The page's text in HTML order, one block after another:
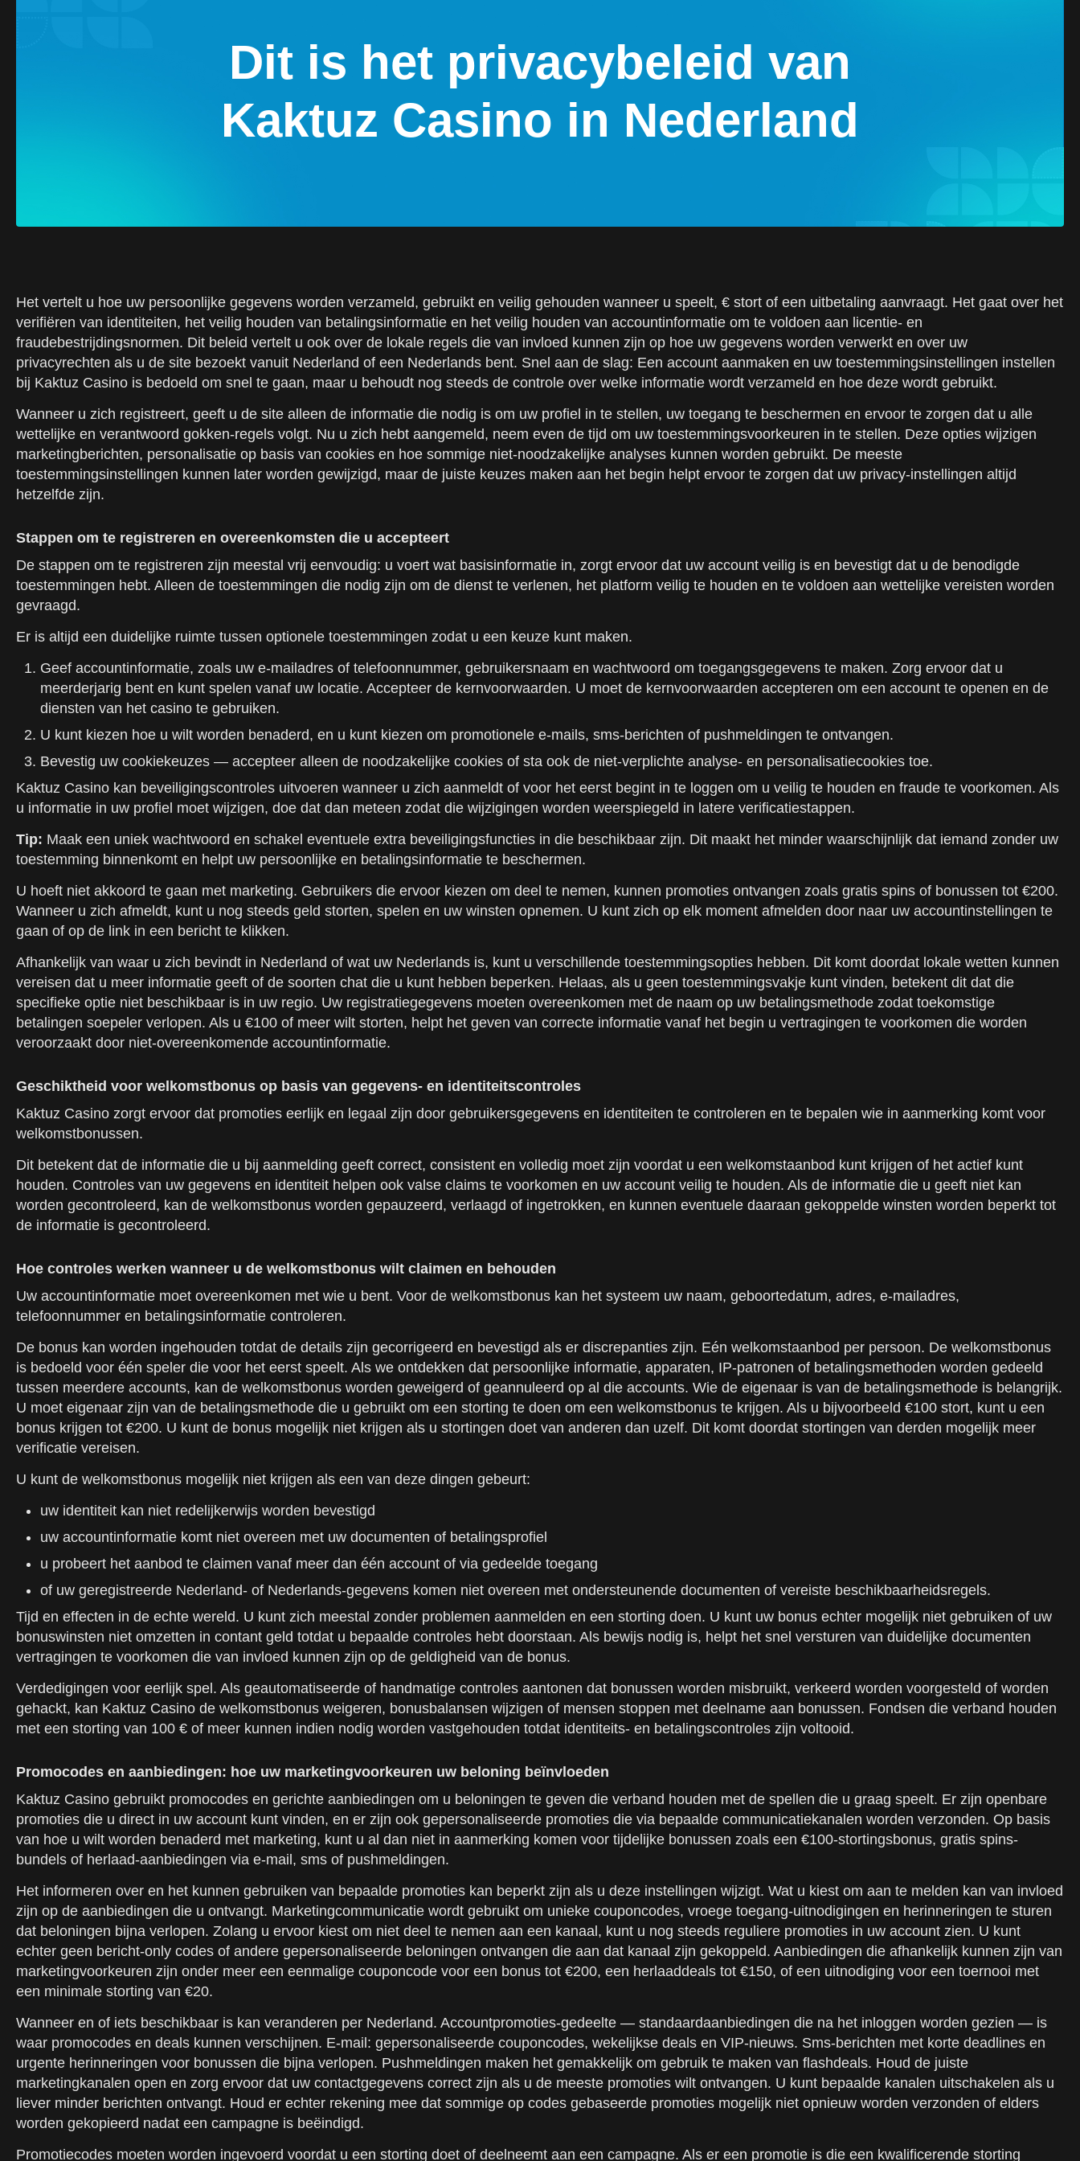
Dit is het privacybeleid van
Kaktuz Casino in Nederland
Het vertelt u hoe uw persoonlijke gegevens worden verzameld, gebruikt en veilig gehouden wanneer u speelt, € stort of een uitbetaling aanvraagt. Het gaat over het
verifiëren van identiteiten, het veilig houden van betalingsinformatie en het veilig houden van accountinformatie om te voldoen aan licentie- en
fraudebestrijdingsnormen. Dit beleid vertelt u ook over de lokale regels die van invloed kunnen zijn op hoe uw gegevens worden verwerkt en over uw
privacyrechten als u de site bezoekt vanuit Nederland of een Nederlands bent. Snel aan de slag: Een account aanmaken en uw toestemmingsinstellingen instellen
bij Kaktuz Casino is bedoeld om snel te gaan, maar u behoudt nog steeds de controle over welke informatie wordt verzameld en hoe deze wordt gebruikt.
Wanneer u zich registreert, geeft u de site alleen de informatie die nodig is om uw profiel in te stellen, uw toegang te beschermen en ervoor te zorgen dat u alle
wettelijke en verantwoord gokken-regels volgt. Nu u zich hebt aangemeld, neem even de tijd om uw toestemmingsvoorkeuren in te stellen. Deze opties wijzigen
marketingberichten, personalisatie op basis van cookies en hoe sommige niet-noodzakelijke analyses kunnen worden gebruikt. De meeste
toestemmingsinstellingen kunnen later worden gewijzigd, maar de juiste keuzes maken aan het begin helpt ervoor te zorgen dat uw privacy-instellingen altijd
hetzelfde zijn.
Stappen om te registreren en overeenkomsten die u accepteert
De stappen om te registreren zijn meestal vrij eenvoudig: u voert wat basisinformatie in, zorgt ervoor dat uw account veilig is en bevestigt dat u de benodigde
toestemmingen hebt. Alleen de toestemmingen die nodig zijn om de dienst te verlenen, het platform veilig te houden en te voldoen aan wettelijke vereisten worden
gevraagd.
Er is altijd een duidelijke ruimte tussen optionele toestemmingen zodat u een keuze kunt maken.
Geef accountinformatie, zoals uw e-mailadres of telefoonnummer, gebruikersnaam en wachtwoord om toegangsgegevens te maken. Zorg ervoor dat u
meerderjarig bent en kunt spelen vanaf uw locatie. Accepteer de kernvoorwaarden. U moet de kernvoorwaarden accepteren om een account te openen en de
diensten van het casino te gebruiken.
U kunt kiezen hoe u wilt worden benaderd, en u kunt kiezen om promotionele e-mails, sms-berichten of pushmeldingen te ontvangen.
Bevestig uw cookiekeuzes — accepteer alleen de noodzakelijke cookies of sta ook de niet-verplichte analyse- en personalisatiecookies toe.
Kaktuz Casino kan beveiligingscontroles uitvoeren wanneer u zich aanmeldt of voor het eerst begint in te loggen om u veilig te houden en fraude te voorkomen. Als
u informatie in uw profiel moet wijzigen, doe dat dan meteen zodat die wijzigingen worden weerspiegeld in latere verificatiestappen.
Tip: Maak een uniek wachtwoord en schakel eventuele extra beveiligingsfuncties in die beschikbaar zijn. Dit maakt het minder waarschijnlijk dat iemand zonder uw
toestemming binnenkomt en helpt uw persoonlijke en betalingsinformatie te beschermen.
U hoeft niet akkoord te gaan met marketing. Gebruikers die ervoor kiezen om deel te nemen, kunnen promoties ontvangen zoals gratis spins of bonussen tot €200.
Wanneer u zich afmeldt, kunt u nog steeds geld storten, spelen en uw winsten opnemen. U kunt zich op elk moment afmelden door naar uw accountinstellingen te
gaan of op de link in een bericht te klikken.
Afhankelijk van waar u zich bevindt in Nederland of wat uw Nederlands is, kunt u verschillende toestemmingsopties hebben. Dit komt doordat lokale wetten kunnen
vereisen dat u meer informatie geeft of de soorten chat die u kunt hebben beperken. Helaas, als u geen toestemmingsvakje kunt vinden, betekent dit dat die
specifieke optie niet beschikbaar is in uw regio. Uw registratiegegevens moeten overeenkomen met de naam op uw betalingsmethode zodat toekomstige
betalingen soepeler verlopen. Als u €100 of meer wilt storten, helpt het geven van correcte informatie vanaf het begin u vertragingen te voorkomen die worden
veroorzaakt door niet-overeenkomende accountinformatie.
Geschiktheid voor welkomstbonus op basis van gegevens- en identiteitscontroles
Kaktuz Casino zorgt ervoor dat promoties eerlijk en legaal zijn door gebruikersgegevens en identiteiten te controleren en te bepalen wie in aanmerking komt voor
welkomstbonussen.
Dit betekent dat de informatie die u bij aanmelding geeft correct, consistent en volledig moet zijn voordat u een welkomstaanbod kunt krijgen of het actief kunt
houden. Controles van uw gegevens en identiteit helpen ook valse claims te voorkomen en uw account veilig te houden. Als de informatie die u geeft niet kan
worden gecontroleerd, kan de welkomstbonus worden gepauzeerd, verlaagd of ingetrokken, en kunnen eventuele daaraan gekoppelde winsten worden beperkt tot
de informatie is gecontroleerd.
Hoe controles werken wanneer u de welkomstbonus wilt claimen en behouden
Uw accountinformatie moet overeenkomen met wie u bent. Voor de welkomstbonus kan het systeem uw naam, geboortedatum, adres, e-mailadres,
telefoonnummer en betalingsinformatie controleren.
De bonus kan worden ingehouden totdat de details zijn gecorrigeerd en bevestigd als er discrepanties zijn. Eén welkomstaanbod per persoon. De welkomstbonus
is bedoeld voor één speler die voor het eerst speelt. Als we ontdekken dat persoonlijke informatie, apparaten, IP-patronen of betalingsmethoden worden gedeeld
tussen meerdere accounts, kan de welkomstbonus worden geweigerd of geannuleerd op al die accounts. Wie de eigenaar is van de betalingsmethode is belangrijk.
U moet eigenaar zijn van de betalingsmethode die u gebruikt om een storting te doen om een welkomstbonus te krijgen. Als u bijvoorbeeld €100 stort, kunt u een
bonus krijgen tot €200. U kunt de bonus mogelijk niet krijgen als u stortingen doet van anderen dan uzelf. Dit komt doordat stortingen van derden mogelijk meer
verificatie vereisen.
U kunt de welkomstbonus mogelijk niet krijgen als een van deze dingen gebeurt:
uw identiteit kan niet redelijkerwijs worden bevestigd
uw accountinformatie komt niet overeen met uw documenten of betalingsprofiel
u probeert het aanbod te claimen vanaf meer dan één account of via gedeelde toegang
of uw geregistreerde Nederland- of Nederlands-gegevens komen niet overeen met ondersteunende documenten of vereiste beschikbaarheidsregels.
Tijd en effecten in de echte wereld. U kunt zich meestal zonder problemen aanmelden en een storting doen. U kunt uw bonus echter mogelijk niet gebruiken of uw
bonuswinsten niet omzetten in contant geld totdat u bepaalde controles hebt doorstaan. Als bewijs nodig is, helpt het snel versturen van duidelijke documenten
vertragingen te voorkomen die van invloed kunnen zijn op de geldigheid van de bonus.
Verdedigingen voor eerlijk spel. Als geautomatiseerde of handmatige controles aantonen dat bonussen worden misbruikt, verkeerd worden voorgesteld of worden
gehackt, kan Kaktuz Casino de welkomstbonus weigeren, bonusbalansen wijzigen of mensen stoppen met deelname aan bonussen. Fondsen die verband houden
met een storting van 100 € of meer kunnen indien nodig worden vastgehouden totdat identiteits- en betalingscontroles zijn voltooid.
Promocodes en aanbiedingen: hoe uw marketingvoorkeuren uw beloning beïnvloeden
Kaktuz Casino gebruikt promocodes en gerichte aanbiedingen om u beloningen te geven die verband houden met de spellen die u graag speelt. Er zijn openbare
promoties die u direct in uw account kunt vinden, en er zijn ook gepersonaliseerde promoties die via bepaalde communicatiekanalen worden verzonden. Op basis
van hoe u wilt worden benaderd met marketing, kunt u al dan niet in aanmerking komen voor tijdelijke bonussen zoals een €100-stortingsbonus, gratis spins-
bundels of herlaad-aanbiedingen via e-mail, sms of pushmeldingen.
Het informeren over en het kunnen gebruiken van bepaalde promoties kan beperkt zijn als u deze instellingen wijzigt. Wat u kiest om aan te melden kan van invloed
zijn op de aanbiedingen die u ontvangt. Marketingcommunicatie wordt gebruikt om unieke couponcodes, vroege toegang-uitnodigingen en herinneringen te sturen
dat beloningen bijna verlopen. Zolang u ervoor kiest om niet deel te nemen aan een kanaal, kunt u nog steeds reguliere promoties in uw account zien. U kunt
echter geen bericht-only codes of andere gepersonaliseerde beloningen ontvangen die aan dat kanaal zijn gekoppeld. Aanbiedingen die afhankelijk kunnen zijn van
marketingvoorkeuren zijn onder meer een eenmalige couponcode voor een bonus tot €200, een herlaaddeals tot €150, of een uitnodiging voor een toernooi met
een minimale storting van €20.
Wanneer en of iets beschikbaar is kan veranderen per Nederland. Accountpromoties-gedeelte — standaardaanbiedingen die na het inloggen worden gezien — is
waar promocodes en deals kunnen verschijnen. E-mail: gepersonaliseerde couponcodes, wekelijkse deals en VIP-nieuws. Sms-berichten met korte deadlines en
urgente herinneringen voor bonussen die bijna verlopen. Pushmeldingen maken het gemakkelijk om gebruik te maken van flashdeals. Houd de juiste
marketingkanalen open en zorg ervoor dat uw contactgegevens correct zijn als u de meeste promoties wilt ontvangen. U kunt bepaalde kanalen uitschakelen als u
liever minder berichten ontvangt. Houd er echter rekening mee dat sommige op codes gebaseerde promoties mogelijk niet opnieuw worden verzonden of elders
worden gekopieerd nadat een campagne is beëindigd.
Promotiecodes moeten worden ingevoerd voordat u een storting doet of deelneemt aan een campagne. Als er een promotie is die een kwalificerende storting